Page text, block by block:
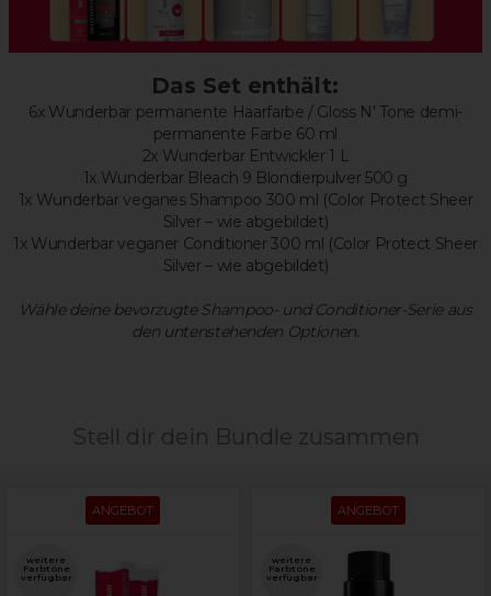
Das Set enthält:
6x Wunderbar permanente Haarfarbe / Gloss N' Tone demi-
permanente Farbe 60 ml
2x Wunderbar Entwickler 1 L
1x Wunderbar Bleach 9 Blondierpulver 500 g
1x Wunderbar veganes Shampoo 300 ml (Color Protect Sheer
Silver – wie abgebildet)
1x Wunderbar veganer Conditioner 300 ml (Color Protect Sheer
Silver – wie abgebildet)
Wähle deine bevorzugte Shampoo- und Conditioner-Serie aus
den untenstehenden Optionen.
Stell dir dein Bundle zusammen
ANGEBOT
weitere
Farbtöne
verfügbar
ANGEBOT
weitere
Farbtöne
verfügbar